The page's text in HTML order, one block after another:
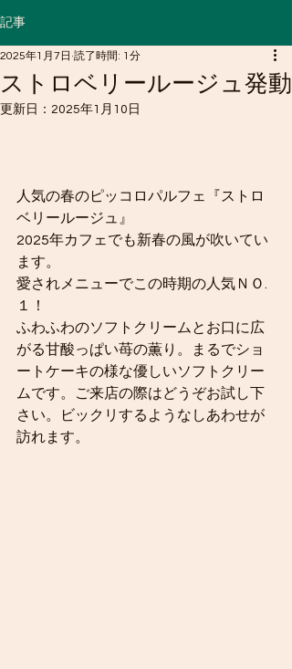
記事
ストロベリールージュ発動
2025年1月7日 読了時間: 1分
更新日： 2025年1月10日
人気の春のピッコロパルフェ『ストロ
ベリールージュ』
2025年カフェでも新春の風が吹いてい
ます。
愛されメニューでこの時期の人気ＮＯ.
１！
ふわふわのソフトクリームとお口に広
がる甘酸っぱい苺の薫り。まるでショ
ートケーキの様な優しいソフトクリー
ムです。ご来店の際はどうぞお試し下
さい。ビックリするようなしあわせが
訪れます。